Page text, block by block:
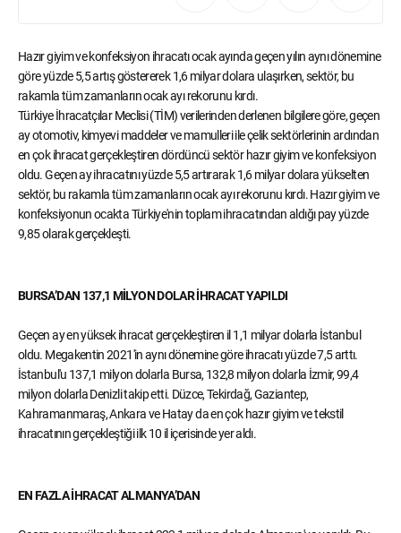
Hazır giyim ve konfeksiyon ihracatı ocak ayında geçen yılın aynı dönemine
göre yüzde 5,5 artış göstererek 1,6 milyar dolara ulaşırken, sektör, bu
rakamla tüm zamanların ocak ayı rekorunu kırdı.
Türkiye İhracatçılar Meclisi (TİM) verilerinden derlenen bilgilere göre, geçen
ay otomotiv, kimyevi maddeler ve mamulleri ile çelik sektörlerinin ardından
en çok ihracat gerçekleştiren dördüncü sektör hazır giyim ve konfeksiyon
oldu. Geçen ay ihracatını yüzde 5,5 artırarak 1,6 milyar dolara yükselten
sektör, bu rakamla tüm zamanların ocak ayı rekorunu kırdı. Hazır giyim ve
konfeksiyonun ocakta Türkiye'nin toplam ihracatından aldığı pay yüzde
9,85 olarak gerçekleşti.
BURSA’DAN 137,1 MİLYON DOLAR İHRACAT YAPILDI
Geçen ay en yüksek ihracat gerçekleştiren il 1,1 milyar dolarla İstanbul
oldu. Megakentin 2021'in aynı dönemine göre ihracatı yüzde 7,5 arttı.
İstanbul'u 137,1 milyon dolarla Bursa, 132,8 milyon dolarla İzmir, 99,4
milyon dolarla Denizli takip etti. Düzce, Tekirdağ, Gaziantep,
Kahramanmaraş, Ankara ve Hatay da en çok hazır giyim ve tekstil
ihracatının gerçekleştiği ilk 10 il içerisinde yer aldı.
EN FAZLA İHRACAT ALMANYA’DAN